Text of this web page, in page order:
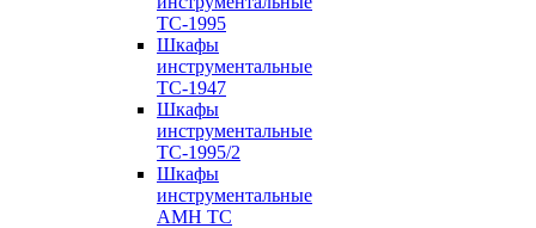
TC-1995
Шкафы
инструментальные
TC-1947
Шкафы
инструментальные
TC-1995/2
Шкафы
инструментальные
AMH TC